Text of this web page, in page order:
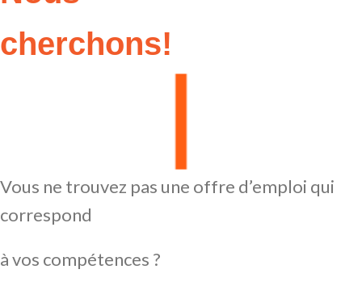
cherchons!
Vous ne trouvez pas une offre d’emploi qui
correspond
à vos compétences ?